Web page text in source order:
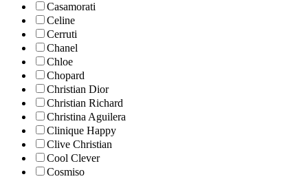
Casamorati
Celine
Cerruti
Chanel
Chloe
Chopard
Christian Dior
Christian Richard
Christina Aguilera
Clinique Happy
Clive Christian
Cool Clever
Cosmiso